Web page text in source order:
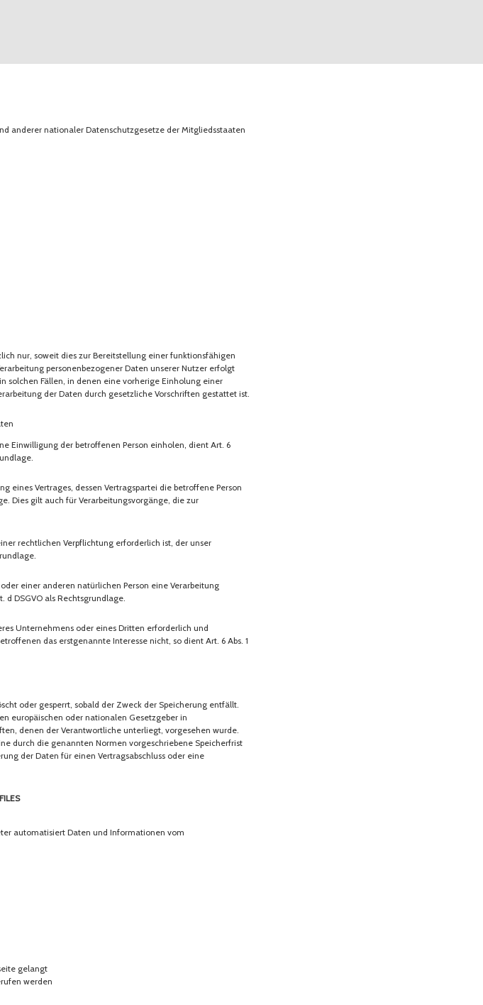
anderer nationaler Datenschutzgesetze der Mitgliedsstaaten
nur, soweit dies zur Bereitstellung einer funktionsfähigen
personenbezogener Daten unserer Nutzer erfolgt
solchen Fällen, in denen eine vorherige Einholung einer
der Daten durch gesetzliche Vorschriften gestattet ist.
Einwilligung der betroffenen Person einholen, dient Art. 6
eines Vertrages, dessen Vertragspartei die betroffene Person
Dies gilt auch für Verarbeitungsvorgänge, die zur
rechtlichen Verpflichtung erforderlich ist, der unser
einer anderen natürlichen Person eine Verarbeitung
d DSGVO als Rechtsgrundlage.
Unternehmens oder eines Dritten erforderlich und
das erstgenannte Interesse nicht, so dient Art. 6 Abs. 1
oder gesperrt, sobald der Zweck der Speicherung entfällt.
europäischen oder nationalen Gesetzgeber in
denen der Verantwortliche unterliegt, vorgesehen wurde.
durch die genannten Normen vorgeschriebene Speicherfrist
der Daten für einen Vertragsabschluss oder eine
automatisiert Daten und Informationen vom
gelangt
werden